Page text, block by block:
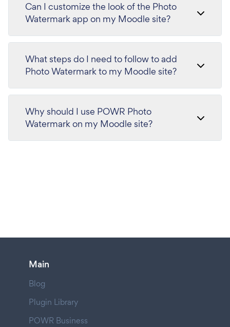
Can I customize the look of the Photo
Watermark app on my Moodle site?
What steps do I need to follow to add
Photo Watermark to my Moodle site?
Why should I use POWR Photo
Watermark on my Moodle site?
Main
Blog
Plugin Library
POWR Business